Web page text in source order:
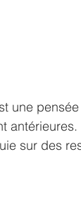
une
antérieures.
sur des